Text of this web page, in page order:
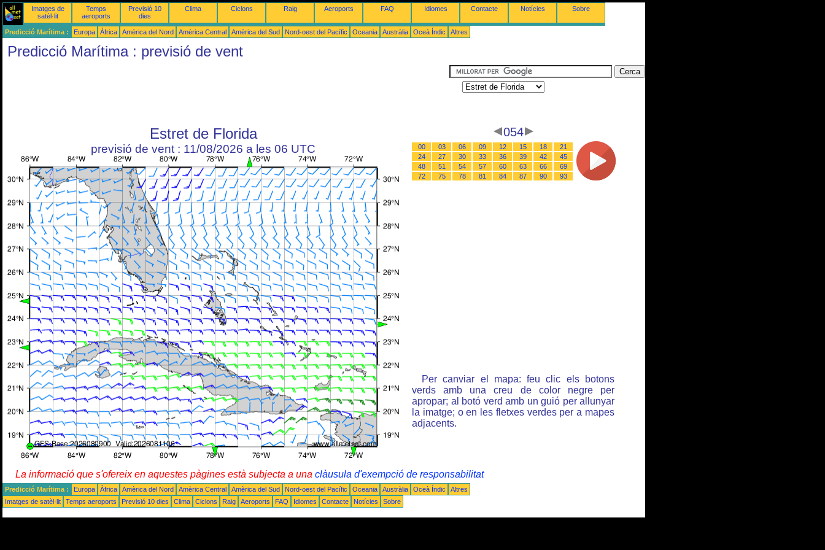
Imatges de
satèl·lit
Temps
aeroports
Previsió 10
dies
Clima Ciclons Raig Aeroports FAQ Idiomes Contacte Notícies Sobre
Predicció Marítima : Europa Àfrica Amèrica del Nord Amèrica Central Amèrica del Sud Nord-oest del Pacífic Oceania Austràlia Oceà Índic Altres
Predicció Marítima : previsió de vent
Estret de Florida
previsió de vent : 11/08/2026 a les 06 UTC
054
00 03 06 09 12 15 18
21
24
27 30 33 36 39 42
45
48
51 54 57 60 63 66
69
72
75 78 81 84 87 90 93
Per canviar el mapa: feu clic els botons
verds amb una creu de color negre per
apropar; al botó verd amb un guió per allunyar
la imatge; o en les fletxes verdes per a mapes
adjacents.
La informació que s'ofereix en aquestes pàgines està subjecta a una clàusula d'exempció de responsabilitat
Predicció Marítima : Europa Àfrica Amèrica del Nord Amèrica Central Amèrica del Sud Nord-oest del Pacífic Oceania Austràlia Oceà Índic
Altres
Imatges de satèl·lit
Temps aeroports Previsió 10 dies Clima Ciclons Raig Aeroports FAQ Idiomes Contacte Notícies Sobre